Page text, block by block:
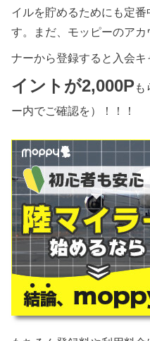
イルを貯めるためにも定
す。まだ、モッピーのア
ナーから登録すると入会
イントが2,000Pも
ー内でご確認を）！！！